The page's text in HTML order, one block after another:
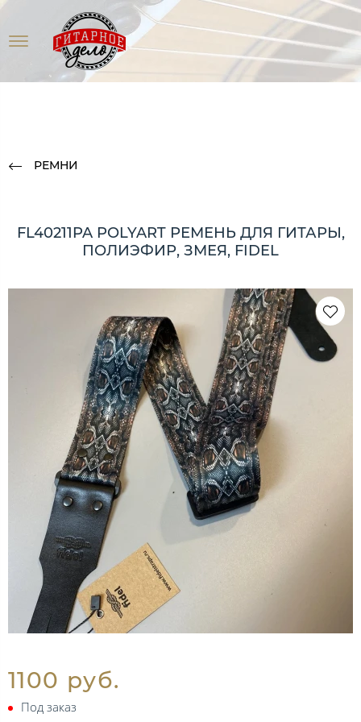
РЕМНИ
FL40211PA POLYART РЕМЕНЬ ДЛЯ ГИТАРЫ,
ПОЛИЭФИР, ЗМЕЯ, FIDEL
1100 руб.
Под заказ